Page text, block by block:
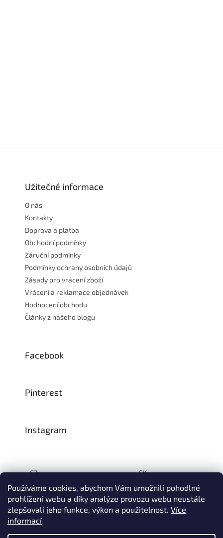
Používáme cookies, abychom Vám umožnili pohodlné
prohlížení webu a díky analýze provozu webu neustále
zlepšovali jeho funkce, výkon a použitelnost. Více
informací
Užitečné informace
O nás
Kontakty
Doprava a platba
Obchodní podmínky
Záruční podmínky
Podmínky ochrany osobních údajů
Zásady pro vrácení zboží
Vrácení a reklamace objednávek
Hodnocení obchodu
Články z našeho blogu
Facebook
Pinterest
Instagram
CZ: SK:
Vytvořil Shoptet